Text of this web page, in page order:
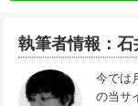
執筆者情報：石
今では
の当サ